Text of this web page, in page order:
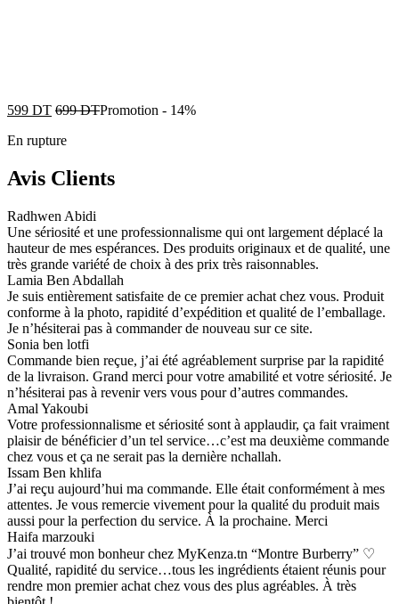
599 DT 699DTPromotion - 14%
En rupture
Avis Clients
Radhwen Abidi
Une sériosité et une professionnalisme qui ont largement déplacé la
hauteur de mes espérances. Des produits originaux et de qualité, une
très grande variété de choix à des prix très raisonnables.
Lamia Ben Abdallah
Je suis entièrement satisfaite de ce premier achat chez vous. Produit
conforme à la photo, rapidité d’expédition et qualité de l’emballage.
Je n’hésiterai pas à commander de nouveau sur ce site.
Sonia ben lotfi
Commande bien reçue, j’ai été agréablement surprise par la rapidité
de la livraison. Grand merci pour votre amabilité et votre sériosité. Je
n’hésiterai pas à revenir vers vous pour d’autres commandes.
Amal Yakoubi
Votre professionnalisme et sériosité sont à applaudir, ça fait vraiment
plaisir de bénéficier d’un tel service…c’est ma deuxième commande
chez vous et ça ne serait pas la dernière nchallah.
Issam Ben khlifa
J’ai reçu aujourd’hui ma commande. Elle était conformément à mes
attentes. Je vous remercie vivement pour la qualité du produit mais
aussi pour la perfection du service. À la prochaine. Merci
Haifa marzouki
J’ai trouvé mon bonheur chez MyKenza.tn “Montre Burberry” ♡
Qualité, rapidité du service…tous les ingrédients étaient réunis pour
rendre mon premier achat chez vous des plus agréables. À très